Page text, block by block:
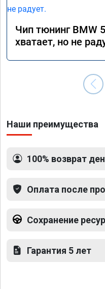
Чип тюнинг BMW
хватает, но не
Наши преимущества
100% возврат
Оплата после
Сохранение
Гарантия 5 лет